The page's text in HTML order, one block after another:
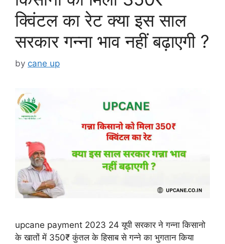
क्विंटल का रेट क्या इस साल
सरकार गन्ना भाव नहीं बढ़ाएगी ?
by cane up
upcane payment 2023 24 यूपी सरकार ने गन्ना किसानो
के खातों में 350₹ कुंतल के हिसाब से गन्ने का भुगतान किया